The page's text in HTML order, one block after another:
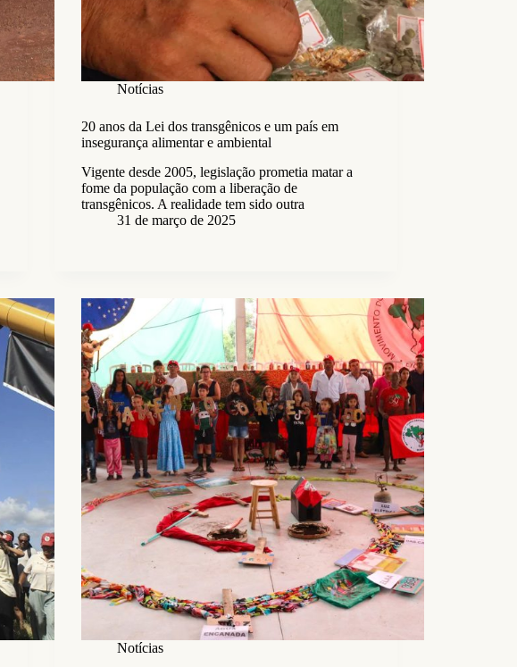
Notícias
20 anos da Lei dos transgênicos e um país em
insegurança alimentar e ambiental
Vigente desde 2005, legislação prometia matar a
fome da população com a liberação de
transgênicos. A realidade tem sido outra
31 de março de 2025
Notícias